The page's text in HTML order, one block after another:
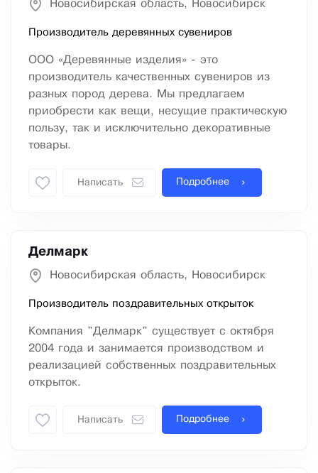
Новосибирская область, Новосибирск
Производитель деревянных сувениров
ООО «Деревянные изделия» - это
производитель качественных сувениров из
разных пород дерева. Мы предлагаем
приобрести как вещи, несущие практическую
пользу, так и исключительно декоративные
товары.
Написать Подробнее
Делмарк
Новосибирская область, Новосибирск
Производитель поздравительных открыток
Компания "Делмарк" существует с октября
2004 года и занимается производством и
реализацией собственных поздравительных
открыток.
Написать Подробнее